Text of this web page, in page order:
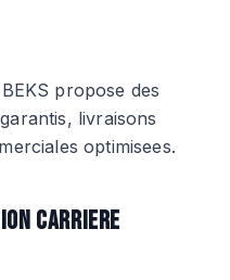
propose des
livraisons
optimisees.
CARRIERE